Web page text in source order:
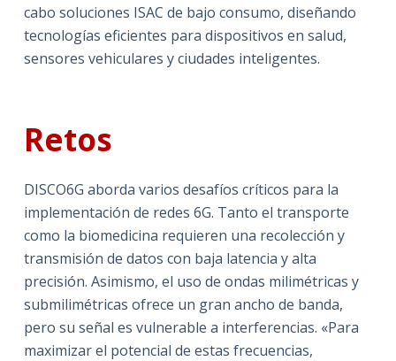
cabo soluciones ISAC de bajo consumo, diseñando
tecnologías eficientes para dispositivos en salud,
sensores vehiculares y ciudades inteligentes.
Retos
DISCO6G aborda varios desafíos críticos para la
implementación de redes 6G. Tanto el transporte
como la biomedicina requieren una recolección y
transmisión de datos con baja latencia y alta
precisión. Asimismo, el uso de ondas milimétricas y
submilimétricas ofrece un gran ancho de banda,
pero su señal es vulnerable a interferencias. «Para
maximizar el potencial de estas frecuencias,